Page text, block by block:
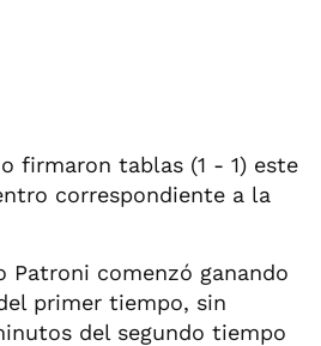
firmaron tablas (1 - 1) este
correspondiente a la
Patroni comenzó ganando
primer tiempo, sin
del segundo tiempo